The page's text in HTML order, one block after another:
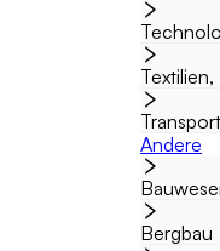
Andere
Bergbau